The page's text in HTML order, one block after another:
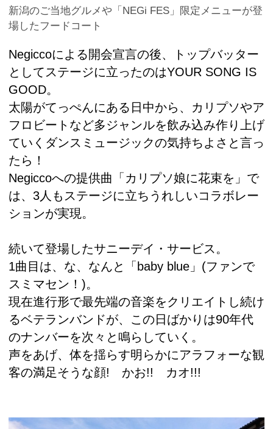
新潟のご当地グルメや「NEGi FES」限定メニューが登
場したフードコート
Negiccoによる開会宣言の後、トップバッター
としてステージに立ったのはYOUR SONG IS
GOOD。
太陽がてっぺんにある日中から、カリプソやア
フロビートなど多ジャンルを飲み込み作り上げ
ていくダンスミュージックの気持ちよさと言っ
たら！
Negiccoへの提供曲「カリプソ娘に花束を」で
は、3人もステージに立ちうれしいコラボレー
ションが実現。
続いて登場したサニーデイ・サービス。
1曲目は、な、なんと「baby blue」(ファンで
スミマセン！)。
現在進行形で最先端の音楽をクリエイトし続け
るベテランバンドが、この日ばかりは90年代
のナンバーを次々と鳴らしていく。
声をあげ、体を揺らす明らかにアラフォーな観
客の満足そうな顔! かお!! カオ!!!